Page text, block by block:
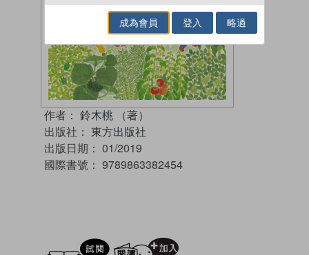
作者： 鈴木桃 （著）
出版社： 東方出版社
出版日期： 01/2019
國際書號： 9789863382454
試閲
成為會員 登入 略過